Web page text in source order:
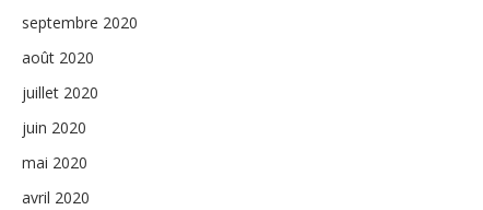
septembre 2020
août 2020
juillet 2020
juin 2020
mai 2020
avril 2020